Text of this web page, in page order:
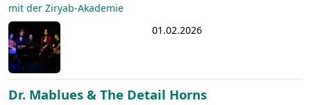
mit der Ziryab-Akademie
01.02.2026
Dr. Mablues & The Detail Horns